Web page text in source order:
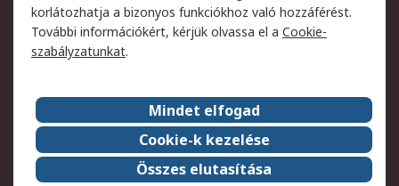
Webhelyre vonatkozó
feltételek
Weboldal felhasználói
szabályzata
Képviseletek
Rólunk
Vállalatcsoport
Karrier
Díjak és elismerések
korlátozhatja a bizonyos funkciókhoz való hozzáférést.
További információkért, kérjük olvassa el a Cookie-
szabályzatunkat.
Mindet elfogad
Cookie-k kezelése
Összes elutasítása